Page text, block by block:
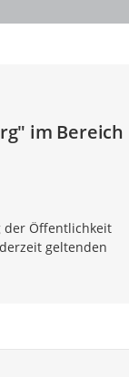
im Bereich
der Öffentlichkeit
geltenden